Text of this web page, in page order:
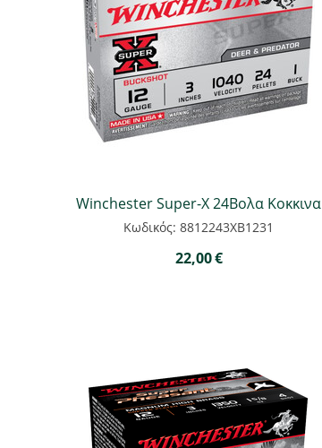
Winchester Super-X 24Βολα Kοκκινα
Κωδικός: 8812243ΧΒ1231
22,00€